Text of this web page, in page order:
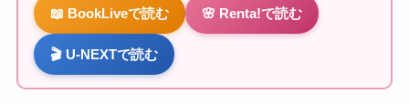
📖 BookLiveで読む 🌸 Renta!で読む
🎬 U-NEXTで読む